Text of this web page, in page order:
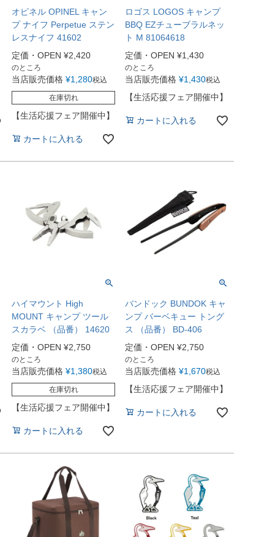
オピネル OPINEL キャン
プ ナイフ Perpetue ステン
レスナイフ 41602
定価・OPEN ¥2,420
のところ
当店販売価格 ¥1,280税込
在庫切れ
【生活応援フェア開催中】
カートに入れる
ロゴス LOGOS キャンプ
BBQ EZチューブラルネッ
ト M 81064618
定価・OPEN ¥1,430
のところ
当店販売価格 ¥1,430税込
【生活応援フェア開催中】
カートに入れる
ハイマウント High
MOUNT キャンプ ツール
スカラベ （品番） 14620
定価・OPEN ¥2,750
のところ
当店販売価格 ¥1,380税込
在庫切れ
【生活応援フェア開催中】
カートに入れる
バンドック BUNDOK キャ
ンプ バーベキュー トング
ス （品番） BD-406
定価・OPEN ¥2,750
のところ
当店販売価格 ¥1,670税込
【生活応援フェア開催中】
カートに入れる